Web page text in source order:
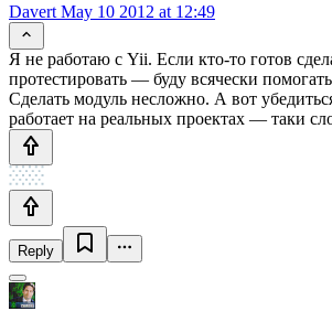
Davert May 10 2012 at 12:49
Я не работаю с Yii. Если кто-то готов
протестировать — буду всячески
Сделать модуль несложно. А вот
работает на реальных проектах — таки
Reply